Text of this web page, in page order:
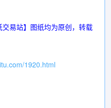
交易站】图纸均为原创，转载
1920.html